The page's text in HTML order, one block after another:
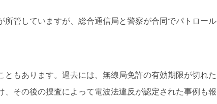
管していますが、総合通信局と警察が合同でパトロール
もあります。過去には、無線局免許の有効期限が切れた
その後の捜査によって電波法違反が認定された事例も報